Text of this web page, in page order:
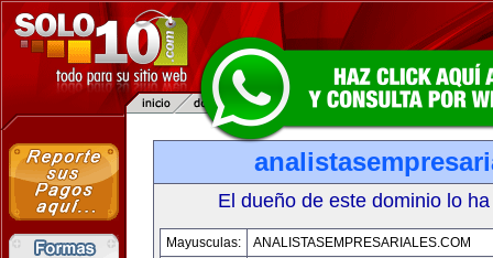
El dueño de este dominio lo
Mayusculas:
ANALISTASEMPRESARIALES.COM